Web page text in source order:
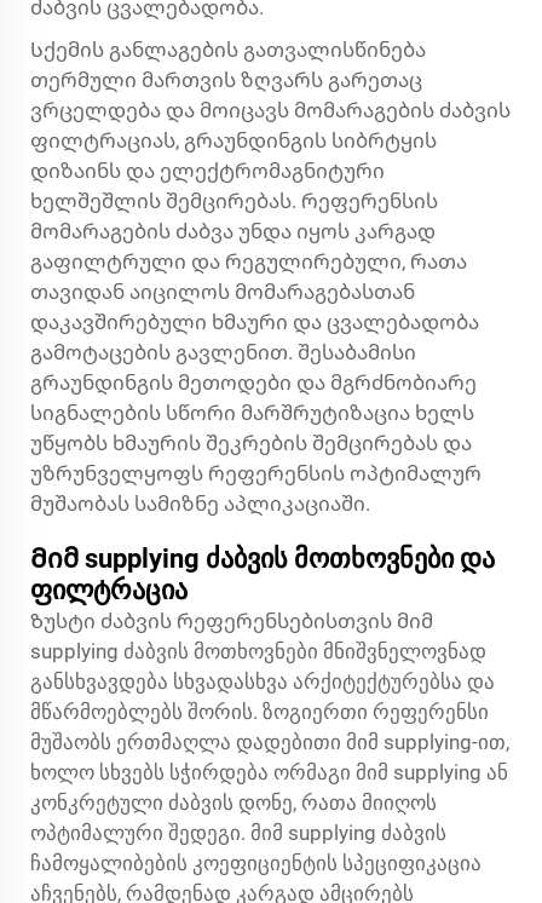
ძაბვის ცვალებადობა.
Სქემის განლაგების გათვალისწინება
თერმული მართვის ზღვარს გარეთაც
ვრცელდება და მოიცავს მომარაგების ძაბვის
ფილტრაციას, გრაუნდინგის სიბრტყის
დიზაინს და ელექტრომაგნიტური
ხელშეშლის შემცირებას. რეფერენსის
მომარაგების ძაბვა უნდა იყოს კარგად
გაფილტრული და რეგულირებული, რათა
თავიდან აიცილოს მომარაგებასთან
დაკავშირებული ხმაური და ცვალებადობა
გამოტაცების გავლენით. შესაბამისი
გრაუნდინგის მეთოდები და მგრძნობიარე
სიგნალების სწორი მარშრუტიზაცია ხელს
უწყობს ხმაურის შეკრების შემცირებას და
უზრუნველყოფს რეფერენსის ოპტიმალურ
მუშაობას სამიზნე აპლიკაციაში.
Მიმ supplying ძაბვის მოთხოვნები და
ფილტრაცია
Ზუსტი ძაბვის რეფერენსებისთვის მიმ
supplying ძაბვის მოთხოვნები მნიშვნელოვნად
განსხვავდება სხვადასხვა არქიტექტურებსა და
მწარმოებლებს შორის. ზოგიერთი რეფერენსი
მუშაობს ერთმაღლა დადებითი მიმ supplying-ით,
ხოლო სხვებს სჭირდება ორმაგი მიმ supplying ან
კონკრეტული ძაბვის დონე, რათა მიიღოს
ოპტიმალური შედეგი. მიმ supplying ძაბვის
ჩამოყალიბების კოეფიციენტის სპეციფიკაცია
აჩვენებს, რამდენად კარგად ამცირებს